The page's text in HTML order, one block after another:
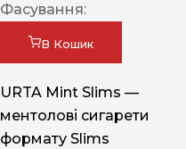
Фасування:
В Кошик
URTA Mint Slims —
ментолові сигарети
формату Slims